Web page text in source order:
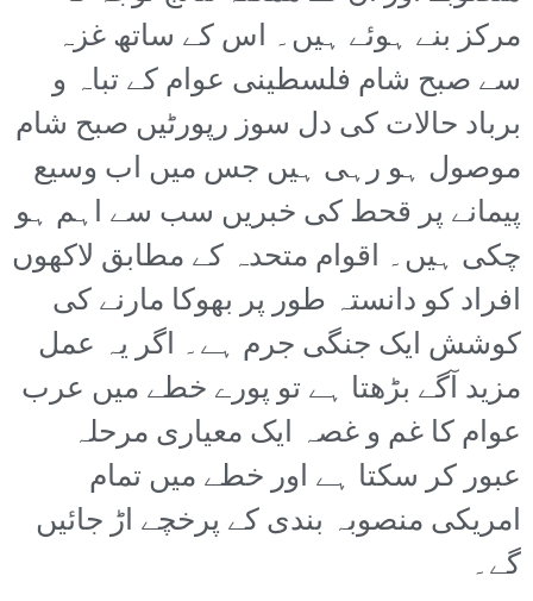
مرکز بنے ہوئے ہیں۔ اس کے ساتھ غزہ
سے صبح شام فلسطینی عوام کے تباہ و
برباد حالات کی دل سوز رپورٹیں صبح شام
موصول ہو رہی ہیں جس میں اب وسیع
پیمانے پر قحط کی خبریں سب سے اہم ہو
چکی ہیں۔ اقوام متحدہ کے مطابق لاکھوں
افراد کو دانستہ طور پر بھوکا مارنے کی
کوشش ایک جنگی جرم ہے۔ اگر یہ عمل
مزید آگے بڑھتا ہے تو پورے خطے میں عرب
عوام کا غم و غصہ ایک معیاری مرحلہ
عبور کر سکتا ہے اور خطے میں تمام
امریکی منصوبہ بندی کے پرخچے اڑ جائیں
گے۔